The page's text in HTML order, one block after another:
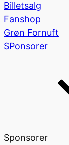
Billetsalg
Fanshop
Grøn Fornuft
SPonsorer
Sponsorer